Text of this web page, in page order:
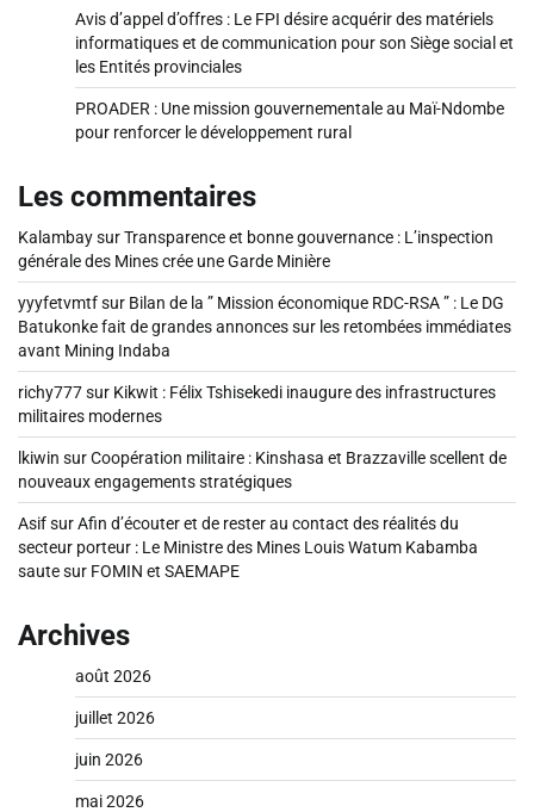
Avis d’appel d’offres : Le FPI désire acquérir des matériels
informatiques et de communication pour son Siège social et
les Entités provinciales
PROADER : Une mission gouvernementale au Maï-Ndombe
pour renforcer le développement rural
Les commentaires
KalambaysurTransparence et bonne gouvernance : L’inspection
générale des Mines crée une Garde Minière
yyyfetvmtfsur Bilan de la ” Mission économique RDC-RSA ” : Le DG
Batukonke fait de grandes annonces sur les retombées immédiates
avant Mining Indaba
richy777sur Kikwit : Félix Tshisekedi inaugure des infrastructures
militaires modernes
lkiwin surCoopération militaire : Kinshasa et Brazzaville scellent de
nouveaux engagements stratégiques
AsifsurAfin d’écouter et de rester au contact des réalités du
secteur porteur : Le Ministre des Mines Louis Watum Kabamba
saute sur FOMIN et SAEMAPE
Archives
août 2026
juillet 2026
juin 2026
mai 2026